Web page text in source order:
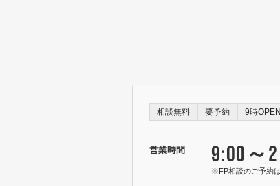
相談無料 要予約 9時OPEN
営業時間 9:00～
※FP相談のご予約